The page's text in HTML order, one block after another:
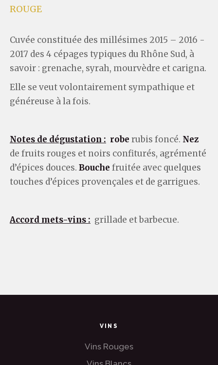
ROUGE
Cuvée constituée des millésimes 2015 – 2016 -
2017 des 4 cépages typiques du Rhône Sud, à
savoir : grenache, syrah, mourvèdre et carigna.
Elle se veut volontairement sympathique et
généreuse à la fois.
Notes de dégustation : robe rubis foncé. Nez
de fruits rouges et noirs confiturés, agrémenté
d’épices douces. Bouche fruitée avec quelques
touches d’épices provençales et de garrigues.
Accord mets-vins : grillade et barbecue.
VINS
Vins Rouges